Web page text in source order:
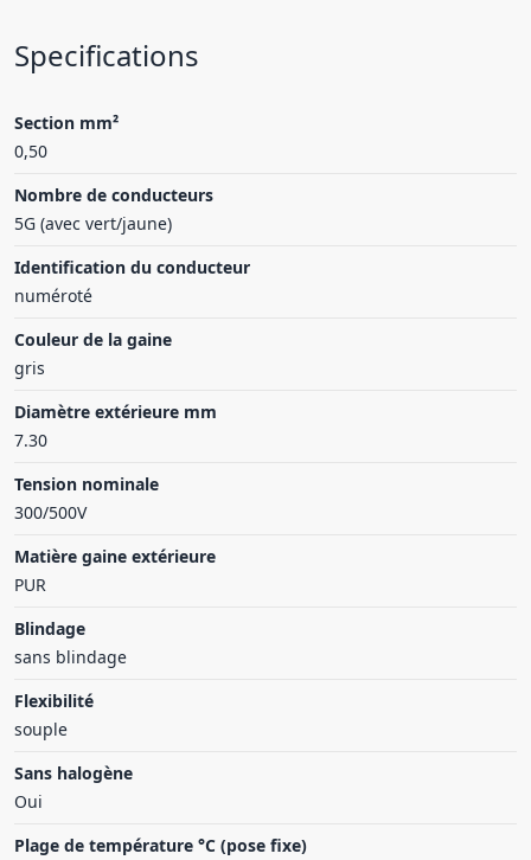
Specifications
Section mm²
0,50
Nombre de conducteurs
5G (avec vert/jaune)
Identification du conducteur
numéroté
Couleur de la gaine
gris
Diamètre extérieure mm
7.30
Tension nominale
300/500V
Matière gaine extérieure
PUR
Blindage
sans blindage
Flexibilité
souple
Sans halogène
Oui
Plage de température °C (pose fixe)